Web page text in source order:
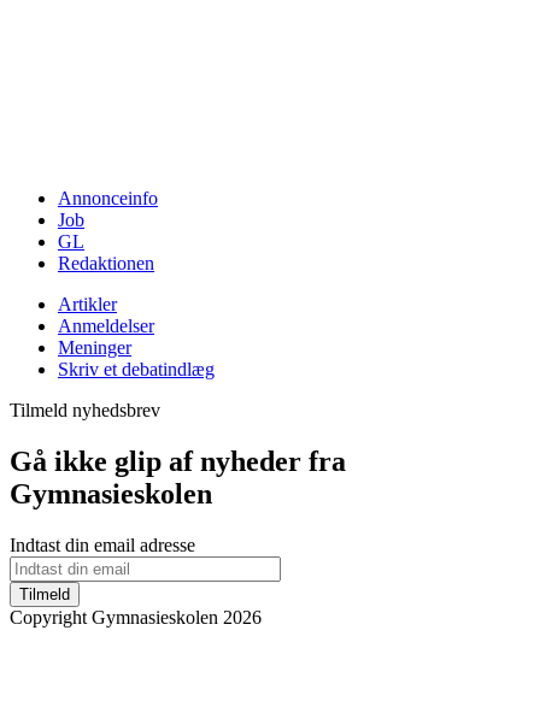
Annonceinfo
Job
GL
Redaktionen
Artikler
Anmeldelser
Meninger
Skriv et debatindlæg
Tilmeld nyhedsbrev
Gå ikke glip af nyheder fra
Gymnasieskolen
Indtast din email adresse
Tilmeld
Copyright Gymnasieskolen 2026